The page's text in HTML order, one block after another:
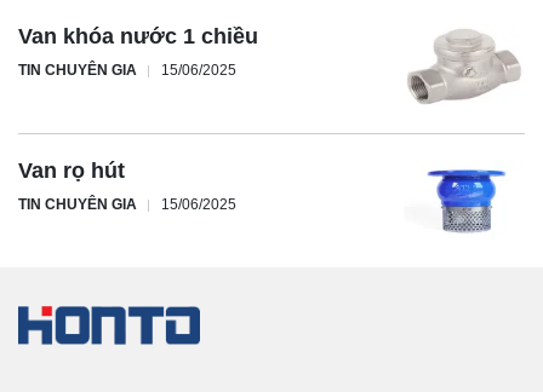
Van khóa nước 1 chiều
TIN CHUYÊN GIA 15/06/2025
Van rọ hút
TIN CHUYÊN GIA 15/06/2025